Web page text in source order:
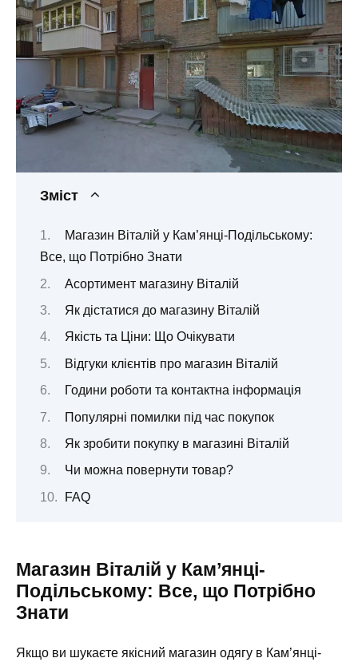
Зміст
Магазин Віталій у Кам’янці-Подільському:
Все, що Потрібно Знати
Асортимент магазину Віталій
Як дістатися до магазину Віталій
Якість та Ціни: Що Очікувати
Відгуки клієнтів про магазин Віталій
Години роботи та контактна інформація
Популярні помилки під час покупок
Як зробити покупку в магазині Віталій
Чи можна повернути товар?
FAQ
Магазин Віталій у Кам’янці-
Подільському: Все, що Потрібно
Знати
Якщо ви шукаєте якісний магазин одягу в Кам’янці-